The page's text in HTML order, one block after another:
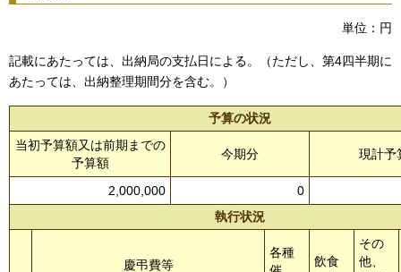
単位：円
記載にあたっては、出納局の支払日による。（ただし、第4四半期に
あたっては、出納整理期間分を含む。）
予算の状況
当初予算額又は前期までの
予算額
今期分 現計予
2,000,000
0
執行状況
慶弔費等
各種
飲食
その
他、